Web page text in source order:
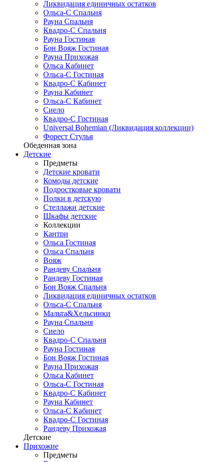
Ликвидация единичных остатков
Ольса-С Спальня
Рауна Спальня
Квадро-С Спальня
Рауна Гостиная
Бон Вояж Гостиная
Рауна Прихожая
Ольса Кабинет
Ольса-С Гостиная
Квадро-С Кабинет
Рауна Кабинет
Ольса-С Кабинет
Сиело
Квадро-С Гостиная
Universal Bohemian (Ликвидация коллекции)
Форест Стулья
Обеденная зона
Детские
Предметы
Детские кровати
Комоды детские
Подростковые кровати
Полки в детскую
Стеллажи детские
Шкафы детские
Коллекции
Кантри
Ольса Гостиная
Ольса Спальня
Вояж
Рандеву Спальня
Рандеву Гостиная
Бон Вояж Спальня
Ликвидация единичных остатков
Ольса-С Спальня
Мальта&Хельсинки
Рауна Спальня
Сиело
Квадро-С Спальня
Рауна Гостиная
Бон Вояж Гостиная
Рауна Прихожая
Ольса Кабинет
Ольса-С Гостиная
Квадро-С Кабинет
Рауна Кабинет
Ольса-С Кабинет
Квадро-С Гостиная
Рандеву Прихожая
Детские
Прихожие
Предметы